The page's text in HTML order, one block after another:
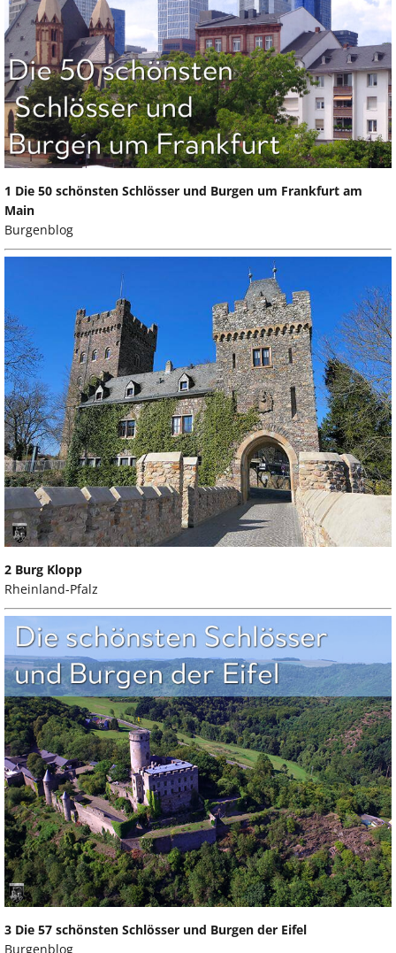
1 Die 50 schönsten Schlösser und Burgen um Frankfurt am
Main
Burgenblog
2 Burg Klopp
Rheinland-Pfalz
3 Die 57 schönsten Schlösser und Burgen der Eifel
Burgenblog